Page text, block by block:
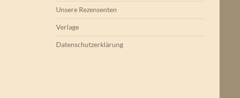
Unsere Rezensenten
Verlage
Datenschutzerklärung